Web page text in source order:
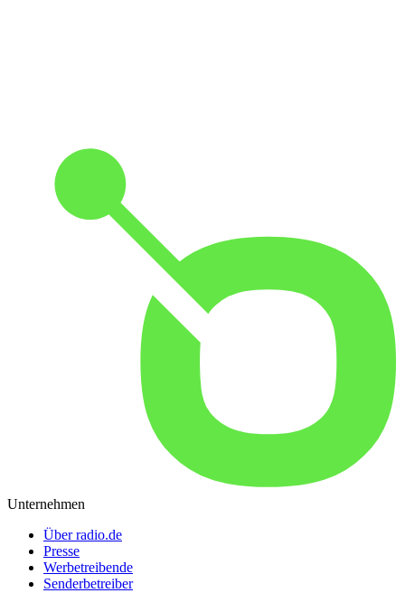
Unternehmen
Über radio.de
Presse
Werbetreibende
Senderbetreiber